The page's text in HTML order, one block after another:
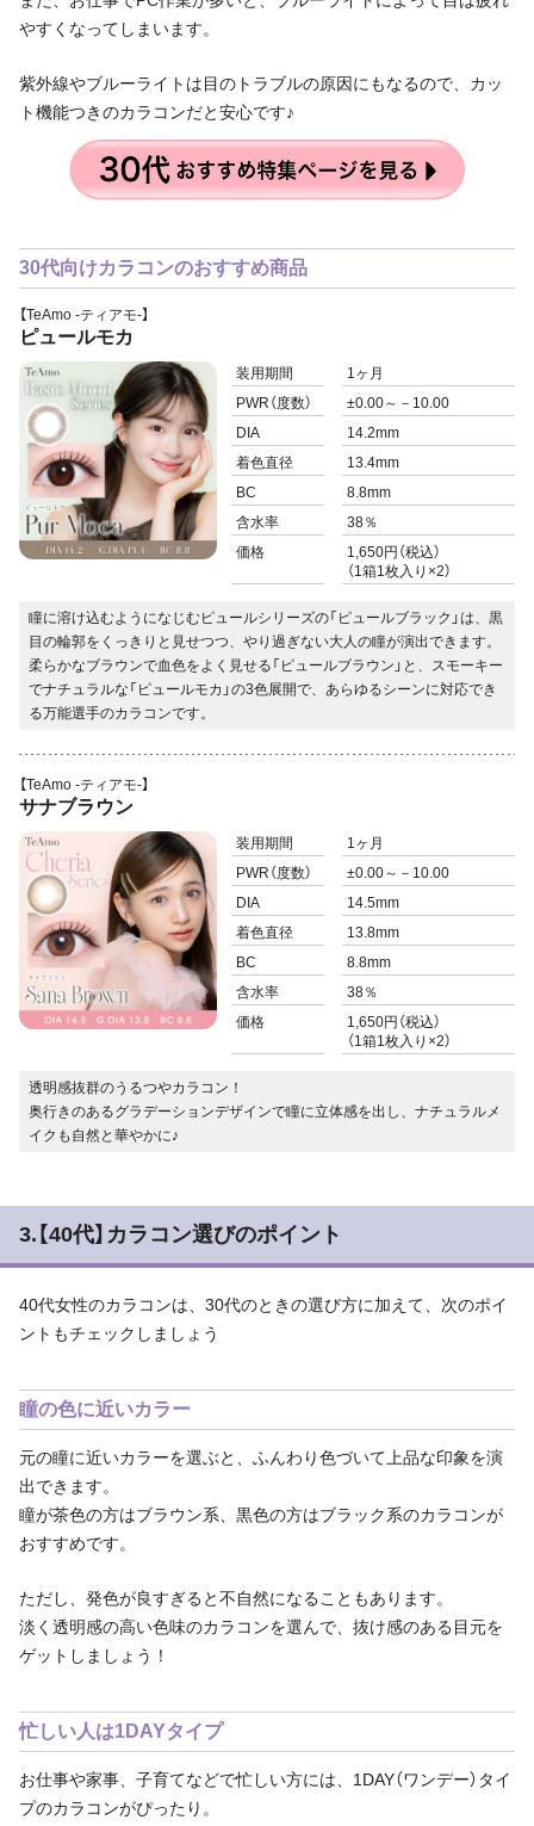
やすくなってしまいます。
紫外線やブルーライトは目のトラブルの原因にもなるので、カッ
ト機能つきのカラコンだと安心です♪
30代向けカラコンのおすすめ商品
【TeAmo -ティアモ-】
ピュールモカ
装用期間
1ヶ月
PWR （度数）
±0.00～－10.00
DIA
14.2mm
着色直径
13.4mm
BC
8.8mm
含水率
38％
価格
1,650円（税込）
（1箱1枚入り×2）
瞳に溶け込むようになじむピュールシリーズの「ピュールブラック」は、黒
目の輪郭をくっきりと見せつつ、やり過ぎない大人の瞳が演出できます。
柔らかなブラウンで血色をよく見せる「ピュールブラウン」と、スモーキー
でナチュラルな「ピュールモカ」の3色展開で、あらゆるシーンに対応でき
る万能選手のカラコンです。
【TeAmo -ティアモ-】
サナブラウン
装用期間
1ヶ月
PWR （度数）
±0.00～－10.00
DIA
14.5mm
着色直径
13.8mm
BC
8.8mm
含水率
38％
価格
1,650円（税込）
（1箱1枚入り×2）
透明感抜群のうるつやカラコン！
奥行きのあるグラデーションデザインで瞳に立体感を出し、ナチュラルメ
イクも自然と華やかに♪
3.【40代】カラコン選びのポイント
40代女性のカラコンは、30代のときの選び方に加えて、次のポイ
ントもチェックしましょう
瞳の色に近いカラー
元の瞳に近いカラーを選ぶと、ふんわり色づいて上品な印象を演
出できます。
瞳が茶色の方はブラウン系、黒色の方はブラック系のカラコンが
おすすめです。
ただし、発色が良すぎると不自然になることもあります。
淡く透明感の高い色味のカラコンを選んで、抜け感のある目元を
ゲットしましょう！
忙しい人は1DAYタイプ
お仕事や家事、子育てなどで忙しい方には、1DAY（ワンデー）タイ
プのカラコンがぴったり。